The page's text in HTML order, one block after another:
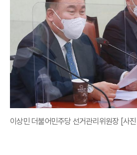
이상민 더불어민주당 선거관리위원장 [사